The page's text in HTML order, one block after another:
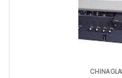
CHINA